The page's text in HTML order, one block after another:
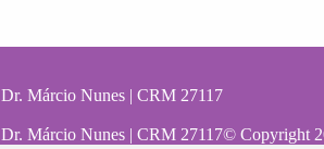
Dr. Márcio Nunes | CRM 27117
Dr. Márcio Nunes | CRM 27117© Copyright